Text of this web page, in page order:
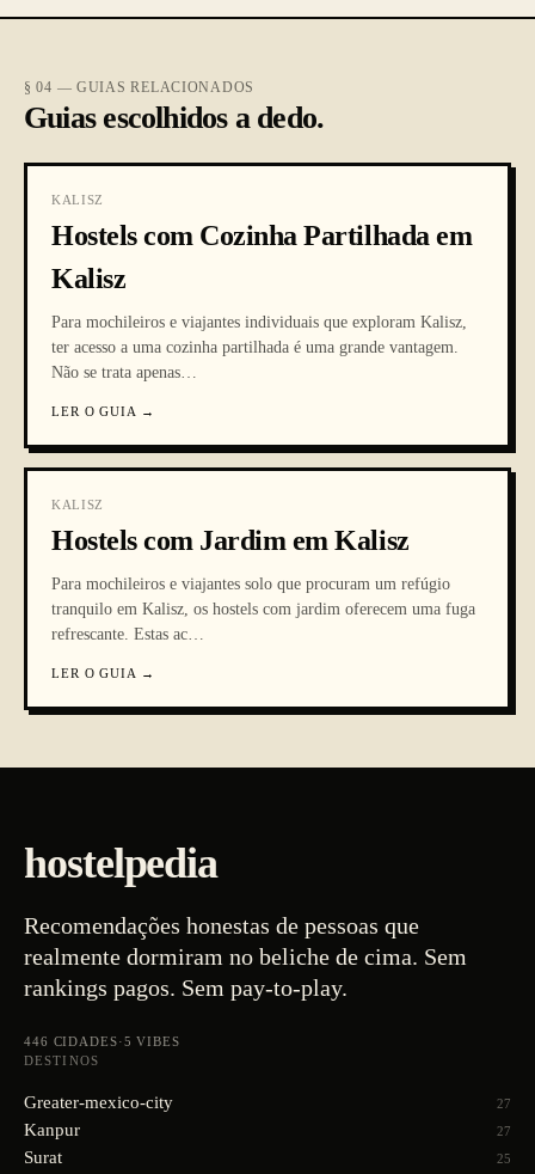
§ 04 — GUIAS RELACIONADOS
Guias escolhidos a dedo.
KALISZ
Hostels com Cozinha Partilhada em
Kalisz
Para mochileiros e viajantes individuais que exploram Kalisz,
ter acesso a uma cozinha partilhada é uma grande vantagem.
Não se trata apenas…
LER O GUIA →
KALISZ
Hostels com Jardim em Kalisz
Para mochileiros e viajantes solo que procuram um refúgio
tranquilo em Kalisz, os hostels com jardim oferecem uma fuga
refrescante. Estas ac…
LER O GUIA →
hostelpedia
Recomendações honestas de pessoas que
realmente dormiram no beliche de cima. Sem
rankings pagos. Sem pay-to-play.
446 CIDADES·5 VIBES
DESTINOS
Greater-mexico-city 27
Kanpur 27
Surat 25